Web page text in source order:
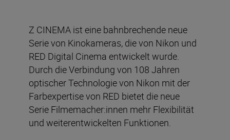
Z CINEMA ist eine bahnbrechende neue
Serie von Kinokameras, die von Nikon und
RED Digital Cinema entwickelt wurde.
Durch die Verbindung von 108 Jahren
optischer Technologie von Nikon mit der
Farbexpertise von RED bietet die neue
Serie Filmemacher:innen mehr Flexibilität
und weiterentwickelten Funktionen.